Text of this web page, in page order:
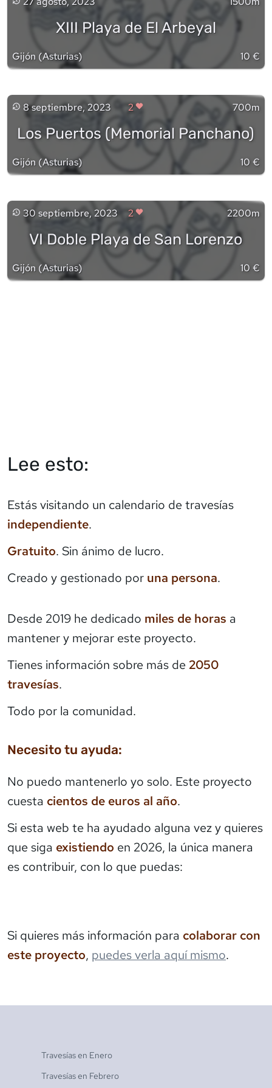
XIII Playa de El Arbeyal
Gijón (Asturias) 10 €
8 septiembre, 2023 2 700m
Los Puertos (Memorial Panchano)
Gijón (Asturias) 10 €
30 septiembre, 2023 2 2200m
VI Doble Playa de San Lorenzo
Gijón (Asturias) 10 €
Lee esto:
Estás visitando un calendario de travesías
independiente.
Gratuito. Sin ánimo de lucro.
Creado y gestionado por una persona.
Desde 2019 he dedicado miles de horas a
mantener y mejorar este proyecto.
Tienes información sobre más de 2050
travesías.
Todo por la comunidad.
Necesito tu ayuda:
No puedo mantenerlo yo solo. Este proyecto
cuesta cientos de euros al año.
Si esta web te ha ayudado alguna vez y quieres
que siga existiendo en 2026, la única manera
es contribuir, con lo que puedas:
Si quieres más información para colaborar con
este proyecto, puedes verla aquí mismo.
Travesías en Enero
Travesías en Febrero